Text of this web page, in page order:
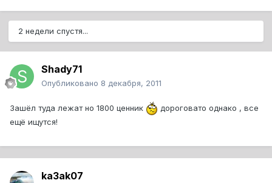
2 недели спустя...
Shady71
Опубликовано 8 декабря, 2011
Зашёл туда лежат но 1800 ценник
дороговато однако , все
ещё ищутся!
ka3ak07